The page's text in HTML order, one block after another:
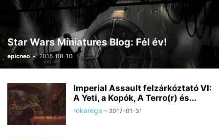
Star Wars Miniatures Blog: Fél év!
epicneo - 2015-08-10
Imperial Assault felzárkóztató VI:
A Yeti, a Kopók, A Terro(r) és...
rokarege - 2017-01-31